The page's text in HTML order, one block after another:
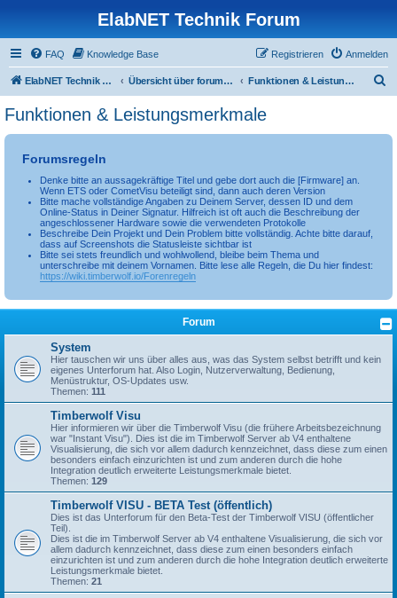
ElabNET Technik Forum
FAQ Knowledge Base Anmelden
Registrieren
ElabNET Technik Forum Übersicht über forum.timberwolf.io Funktionen & Leistungsmerkmale
Funktionen & Leistungsmerkmale
Forumsregeln
Denke bitte an aussagekräftige Titel und gebe dort auch die [Firmware] an.
Wenn ETS oder CometVisu beteiligt sind, dann auch deren Version
Bitte mache vollständige Angaben zu Deinem Server, dessen ID und dem
Online-Status in Deiner Signatur. Hilfreich ist oft auch die Beschreibung der
angeschlossener Hardware sowie die verwendeten Protokolle
Beschreibe Dein Projekt und Dein Problem bitte vollständig. Achte bitte darauf,
dass auf Screenshots die Statusleiste sichtbar ist
Bitte sei stets freundlich und wohlwollend, bleibe beim Thema und
unterschreibe mit deinem Vornamen. Bitte lese alle Regeln, die Du hier findest:
https://wiki.timberwolf.io/Forenregeln
Forum
System
Hier tauschen wir uns über alles aus, was das System selbst betrifft und kein
eigenes Unterforum hat. Also Login, Nutzerverwaltung, Bedienung,
Menüstruktur, OS-Updates usw.
Themen: 111
Timberwolf Visu
Hier informieren wir über die Timberwolf Visu (die frühere Arbeitsbezeichnung
war "Instant Visu"). Dies ist die im Timberwolf Server ab V4 enthaltene
Visualisierung, die sich vor allem dadurch kennzeichnet, dass diese zum einen
besonders einfach einzurichten ist und zum anderen durch die hohe
Integration deutlich erweiterte Leistungsmerkmale bietet.
Themen: 129
Timberwolf VISU - BETA Test (öffentlich)
Dies ist das Unterforum für den Beta-Test der Timberwolf VISU (öffentlicher
Teil).
Dies ist die im Timberwolf Server ab V4 enthaltene Visualisierung, die sich vor
allem dadurch kennzeichnet, dass diese zum einen besonders einfach
einzurichten ist und zum anderen durch die hohe Integration deutlich erweiterte
Leistungsmerkmale bietet.
Themen: 21